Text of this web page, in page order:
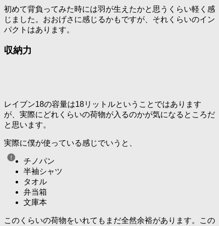
初めて背負ってみた時には羽が生えたかと思うくらい軽く感
じました。おおげさに感じるかもですが、それくらいのイン
パクトはあります。
収納力
レイブン18の容量は18リットルということではあります
が、実際にどれくらいの荷物が入るのかが気になるところだ
と思います。
実際に僕が使っている感じでいうと、
チノパン
半袖シャツ
タオル
弁当箱
文庫本
このくらいの荷物をいれてもまだ全然余裕があります。この